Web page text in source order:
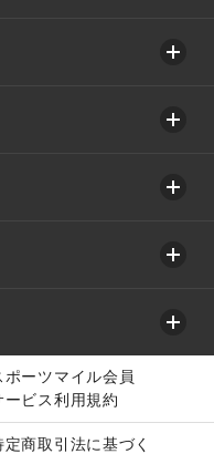
ポーツマイル会員
ービス利用規約
定商取引法に基づく